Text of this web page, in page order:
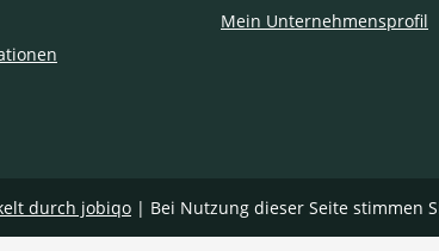
Mein Unternehmensprofil
durch jobiqo | Bei Nutzung dieser Seite stimmen